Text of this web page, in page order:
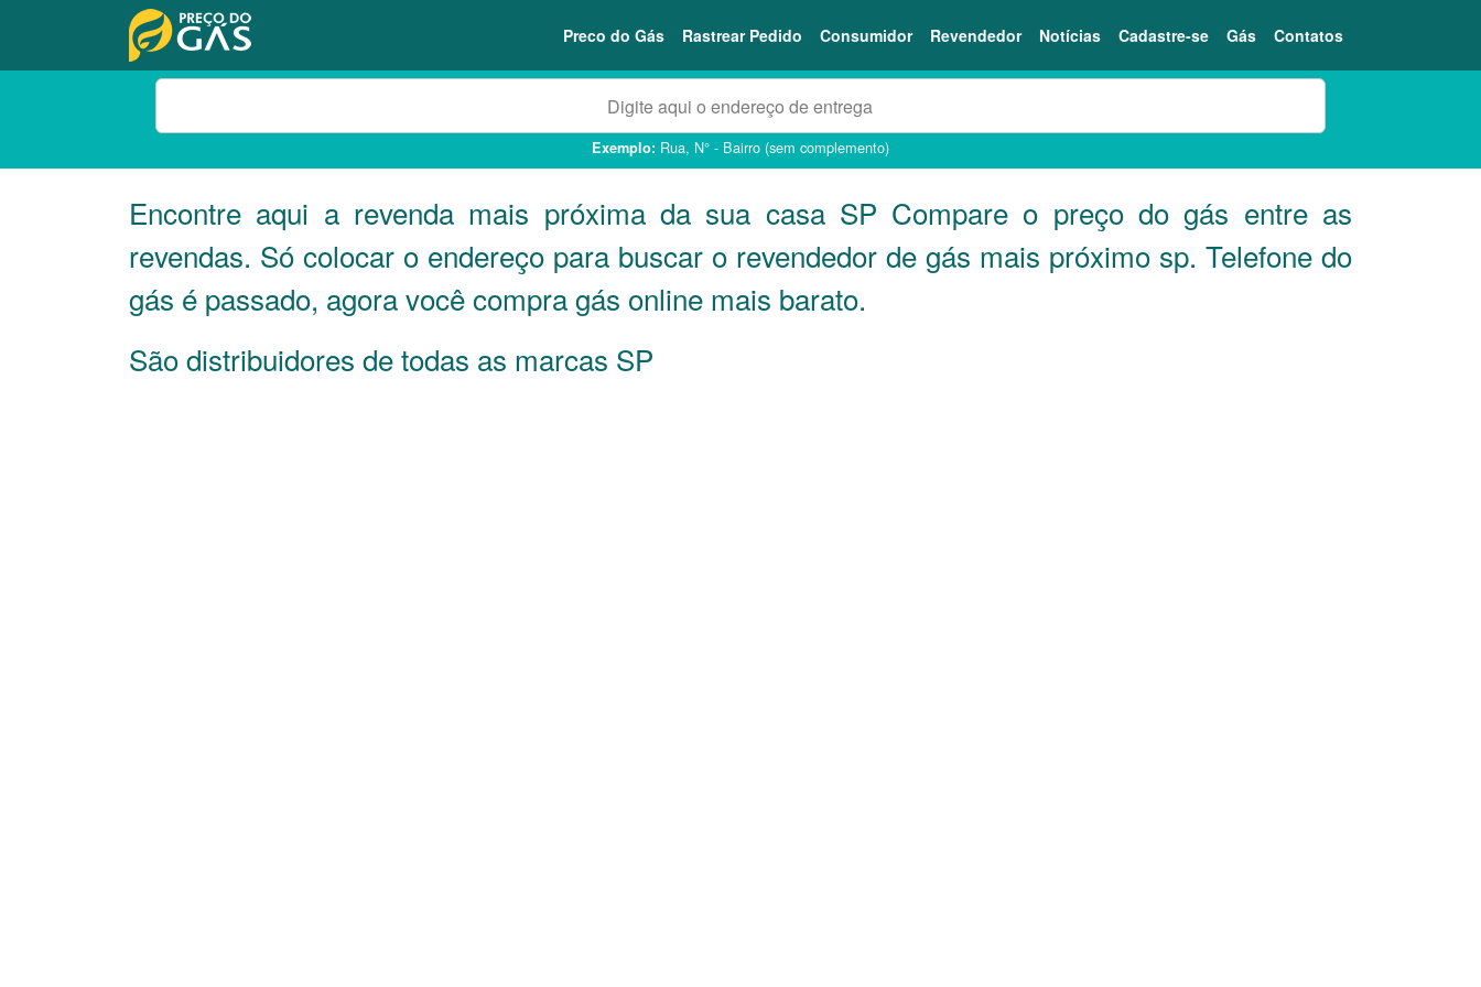
Preco do Gás Rastrear Pedido Consumidor Revendedor Notícias Cadastre-se Gás Contatos
Exemplo: Rua, N° - Bairro (sem complemento)
Encontre aqui a revenda mais próxima da sua casa SP Compare o preço do gás entre as
revendas. Só colocar o endereço para buscar o revendedor de gás mais próximo sp. Telefone do
gás é passado, agora você compra gás online mais barato.
São distribuidores de todas as marcas SP